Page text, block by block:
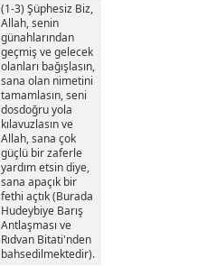
(1-3) Şüphesiz Biz,
Allah, senin
günahlarından
geçmiş ve gelecek
olanları bağışlasın,
sana olan nimetini
tamamlasın, seni
dosdoğru yola
kılavuzlasın ve
Allah, sana çok
güçlü bir zaferle
yardım etsin diye,
sana apaçık bir
fethi açtık (Burada
Hudeybiye Barış
Antlaşması ve
Rıdvan Bitati'nden
bahsedilmektedir).